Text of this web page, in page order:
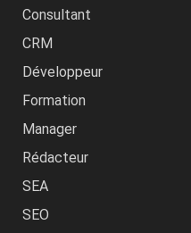
Consultant
CRM
Développeur
Formation
Manager
Rédacteur
SEA
SEO